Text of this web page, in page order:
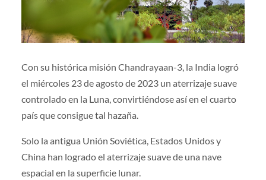
Con su histórica misión Chandrayaan-3, la India logró
el miércoles 23 de agosto de 2023 un aterrizaje suave
controlado en la Luna, convirtiéndose así en el cuarto
país que consigue tal hazaña.
Solo la antigua Unión Soviética, Estados Unidos y
China han logrado el aterrizaje suave de una nave
espacial en la superficie lunar.